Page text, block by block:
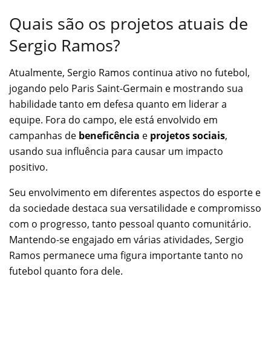
Quais são os projetos atuais de
Sergio Ramos?
Atualmente, Sergio Ramos continua ativo no futebol,
jogando pelo Paris Saint-Germain e mostrando sua
habilidade tanto em defesa quanto em liderar a
equipe. Fora do campo, ele está envolvido em
campanhas de beneficência e projetos sociais,
usando sua influência para causar um impacto
positivo.
Seu envolvimento em diferentes aspectos do esporte e
da sociedade destaca sua versatilidade e compromisso
com o progresso, tanto pessoal quanto comunitário.
Mantendo-se engajado em várias atividades, Sergio
Ramos permanece uma figura importante tanto no
futebol quanto fora dele.